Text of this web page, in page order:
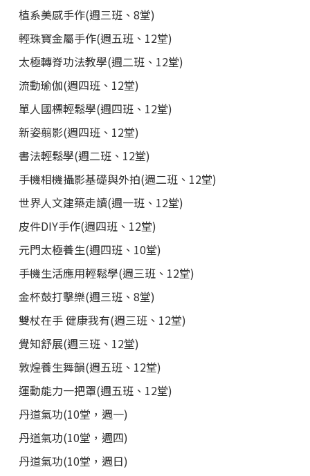
植系美感手作(週三班、8堂)
輕珠寶金屬手作(週五班、12堂)
太極轉脊功法教學(週二班、12堂)
流動瑜伽(週四班、12堂)
單人國標輕鬆學(週四班、12堂)
新姿翦影(週四班、12堂)
書法輕鬆學(週二班、12堂)
手機相機攝影基礎與外拍(週二班、12堂)
世界人文建築走讀(週一班、12堂)
皮件DIY手作(週四班、12堂)
元門太極養生(週四班、10堂)
手機生活應用輕鬆學(週三班、12堂)
金杯鼓打擊樂(週三班、8堂)
雙杖在手 健康我有(週三班、12堂)
覺知舒展(週三班、12堂)
敦煌養生舞韻(週五班、12堂)
運動能力一把罩(週五班、12堂)
丹道氣功(10堂，週一)
丹道氣功(10堂，週四)
丹道氣功(10堂，週日)